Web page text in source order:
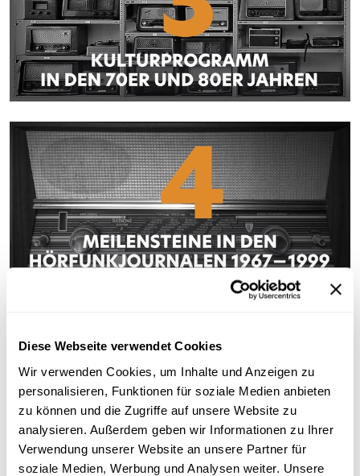
Diese Webseite verwendet Cookies
Wir verwenden Cookies, um Inhalte und Anzeigen zu
personalisieren, Funktionen für soziale Medien anbieten
zu können und die Zugriffe auf unsere Website zu
analysieren. Außerdem geben wir Informationen zu Ihrer
Verwendung unserer Website an unsere Partner für
soziale Medien, Werbung und Analysen weiter. Unsere